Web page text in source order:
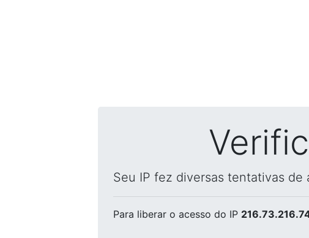
Seu IP fez diversas tentativas
Para liberar o acesso do IP